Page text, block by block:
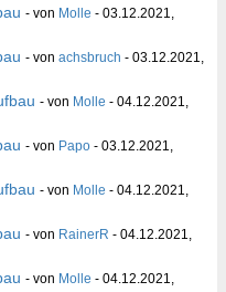
- von Molle - 03.12.2021,
- von achsbruch - 03.12.2021,
- von Molle - 04.12.2021,
- von Papo - 03.12.2021,
- von Molle - 04.12.2021,
- von RainerR - 04.12.2021,
- von Molle - 04.12.2021,